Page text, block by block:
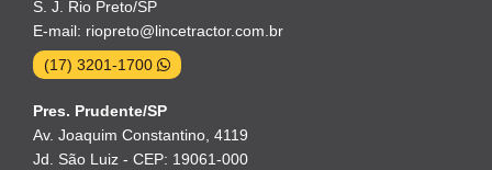
S. J. Rio Preto/SP
E-mail: riopreto@lincetractor.com.br
(17) 3201-1700
Pres. Prudente/SP
Av. Joaquim Constantino, 4119
Jd. São Luiz - CEP: 19061-000